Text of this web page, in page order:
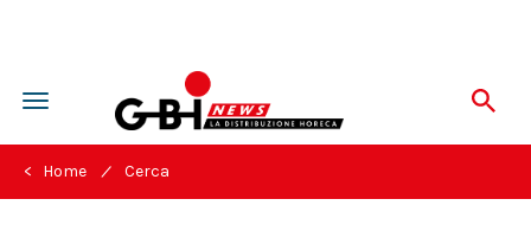
Toggle
navigation
< Home / Cerca